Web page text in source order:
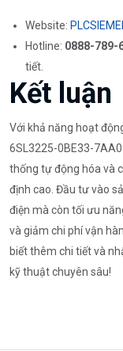
Website:
Hotline: 0888-789-
tiết.
Kết luận
Với khả năng hoạt
6SL3225-0BE33-
thống tự động hóa và
định cao. Đầu tư vào
điện mà còn tối ưu
và giảm chi phí vận
biết thêm chi tiết và
kỹ thuật chuyên sâu!